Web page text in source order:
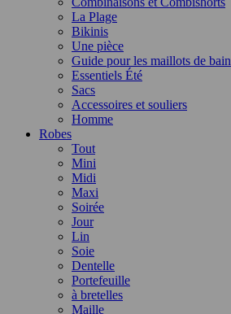
La Plage
Bikinis
Une pièce
Guide pour les maillots de bain
Essentiels Été
Sacs
Accessoires et souliers
Homme
Robes
Tout
Mini
Midi
Maxi
Soirée
Jour
Lin
Soie
Dentelle
Portefeuille
à bretelles
Maille